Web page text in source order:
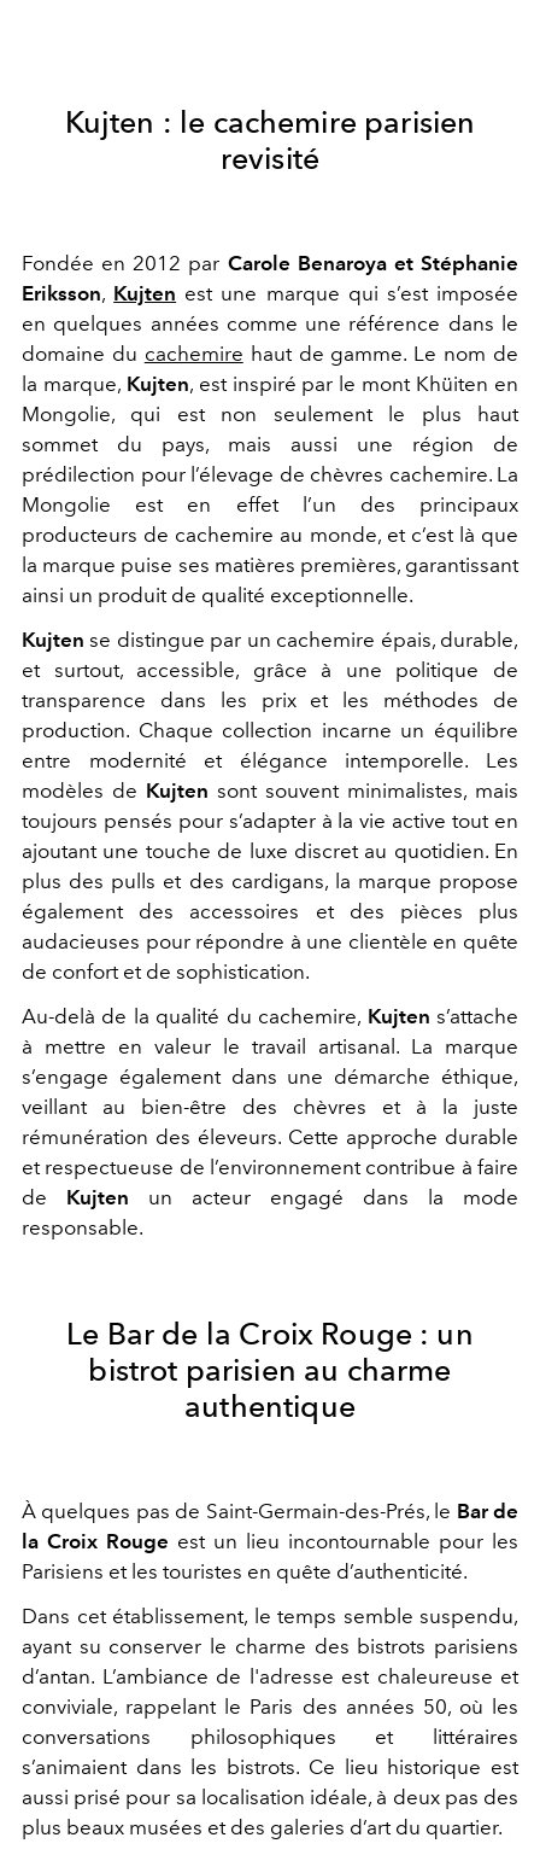
Kujten : le cachemire parisien
revisité
Fondée en 2012 par Carole Benaroya et Stéphanie
Eriksson, Kujten est une marque qui s’est imposée
en quelques années comme une référence dans le
domaine du cachemire haut de gamme. Le nom de
la marque, Kujten, est inspiré par le mont Khüiten en
Mongolie, qui est non seulement le plus haut
sommet du pays, mais aussi une région de
prédilection pour l’élevage de chèvres cachemire. La
Mongolie est en effet l’un des principaux
producteurs de cachemire au monde, et c’est là que
la marque puise ses matières premières, garantissant
ainsi un produit de qualité exceptionnelle.
Kujten se distingue par un cachemire épais, durable,
et surtout, accessible, grâce à une politique de
transparence dans les prix et les méthodes de
production. Chaque collection incarne un équilibre
entre modernité et élégance intemporelle. Les
modèles de Kujten sont souvent minimalistes, mais
toujours pensés pour s’adapter à la vie active tout en
ajoutant une touche de luxe discret au quotidien. En
plus des pulls et des cardigans, la marque propose
également des accessoires et des pièces plus
audacieuses pour répondre à une clientèle en quête
de confort et de sophistication.
Au-delà de la qualité du cachemire, Kujten s’attache
à mettre en valeur le travail artisanal. La marque
s’engage également dans une démarche éthique,
veillant au bien-être des chèvres et à la juste
rémunération des éleveurs. Cette approche durable
et respectueuse de l’environnement contribue à faire
de Kujten un acteur engagé dans la mode
responsable.
Le Bar de la Croix Rouge : un
bistrot parisien au charme
authentique
À quelques pas de Saint-Germain-des-Prés, le Bar de
la Croix Rouge est un lieu incontournable pour les
Parisiens et les touristes en quête d’authenticité.
Dans cet établissement, le temps semble suspendu,
ayant su conserver le charme des bistrots parisiens
d’antan. L’ambiance de l'adresse est chaleureuse et
conviviale, rappelant le Paris des années 50, où les
conversations philosophiques et littéraires
s’animaient dans les bistrots. Ce lieu historique est
aussi prisé pour sa localisation idéale, à deux pas des
plus beaux musées et des galeries d’art du quartier.